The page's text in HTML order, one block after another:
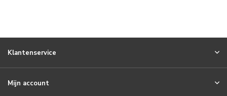
Klantenservice
Mijn account